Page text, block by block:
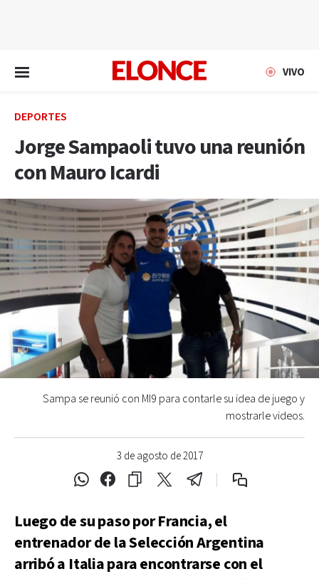
VIVO
DEPORTES
Jorge Sampaoli tuvo una reunión
con Mauro Icardi
3 de agosto de 2017
Sampa se reunió con MI9 para contarle su idea de juego y
mostrarle videos.
Luego de su paso por Francia, el
entrenador de la Selección Argentina
arribó a Italia para encontrarse con el